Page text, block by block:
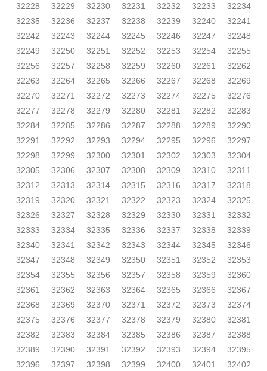
32228
32229 32230 32231 32232 32233
32234
32235
32236 32237 32238 32239 32240
32241
32242
32243 32244 32245 32246 32247
32248
32249
32250 32251 32252 32253 32254
32255
32256
32257 32258 32259 32260 32261
32262
32263
32264 32265 32266 32267 32268
32269
32270
32271 32272 32273 32274 32275
32276
32277
32278 32279 32280 32281 32282
32283
32284
32285 32286 32287 32288 32289
32290
32291
32292 32293 32294 32295 32296
32297
32298
32299 32300 32301 32302 32303
32304
32305
32306 32307 32308 32309 32310
32311
32312
32313 32314 32315 32316 32317
32318
32319
32320 32321 32322 32323 32324
32325
32326
32327 32328 32329 32330 32331
32332
32333
32334 32335 32336 32337 32338
32339
32340
32341 32342 32343 32344 32345
32346
32347
32348 32349 32350 32351 32352
32353
32354
32355 32356 32357 32358 32359
32360
32361
32362 32363 32364 32365 32366
32367
32368
32369 32370 32371 32372 32373
32374
32375
32376 32377 32378 32379 32380
32381
32382
32383 32384 32385 32386 32387
32388
32389
32390 32391 32392 32393 32394
32395
32396
32397 32398 32399 32400 32401
32402